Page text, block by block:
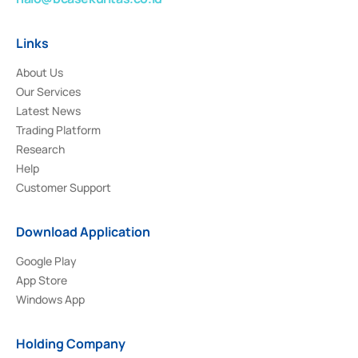
Links
About Us
Our Services
Latest News
Trading Platform
Research
Help
Customer Support
Download Application
Google Play
App Store
Windows App
Holding Company